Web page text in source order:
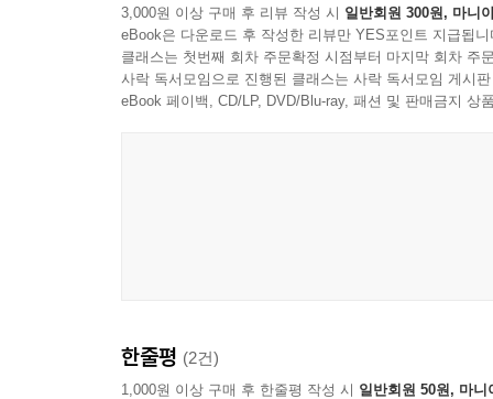
최고난도의 ‘멀고 먼 미로’는 아이들의 도전 욕구를
그리고 무엇보다 이 책의 가장 큰 장점은 ‘미로찾
접근하고 즐길 수 있는 게임이라는 것입니다.
3,000원 이상 구매 후 리뷰 작성 시 일반회원 300원, 마니
eBook은 다운로드 후 작성한 리뷰만 YES포인트 지급됩니
클래스는 첫번째 회차 주문확정 시점부터 마지막 회차 주
사락 독서모임으로 진행된 클래스는 사락 독서모임 게시
eBook 페이백, CD/LP, DVD/Blu-ray, 패션 및 판매금지 상
한줄평 (2건)
1,000원 이상 구매 후 한줄평 작성 시 일반회원 50원, 마니